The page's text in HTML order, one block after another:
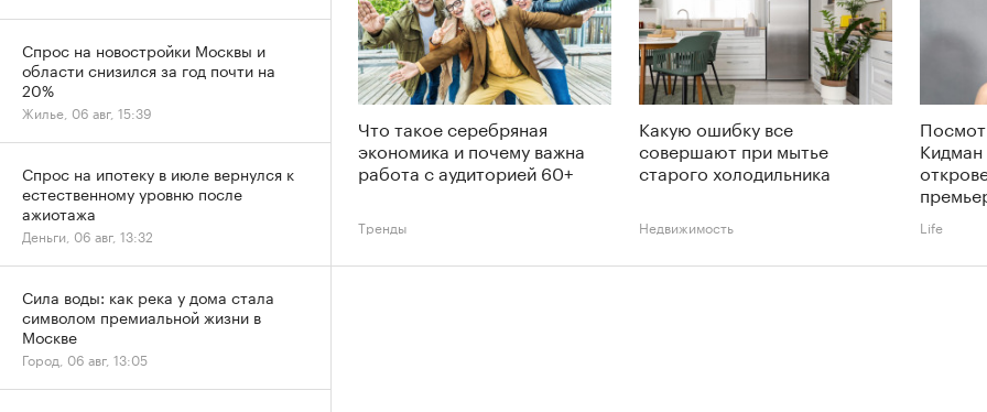
Что такое серебряная
экономика и почему важна
работа с аудиторией 60+
Тренды
Какую ошибку все
совершают при мытье
старого холодильника
Недвижимость Life
Спрос на новостройки Москвы и
области снизился за год почти на
20%
Жилье, 06 авг, 15:39
Спрос на ипотеку в июле вернулся к
естественному уровню после
ажиотажа
Деньги, 06 авг, 13:32
Сила воды: как река у дома стала
символом премиальной жизни в
Москве
Город, 06 авг, 13:05